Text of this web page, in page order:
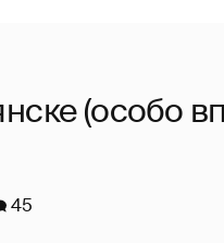
(особо
45